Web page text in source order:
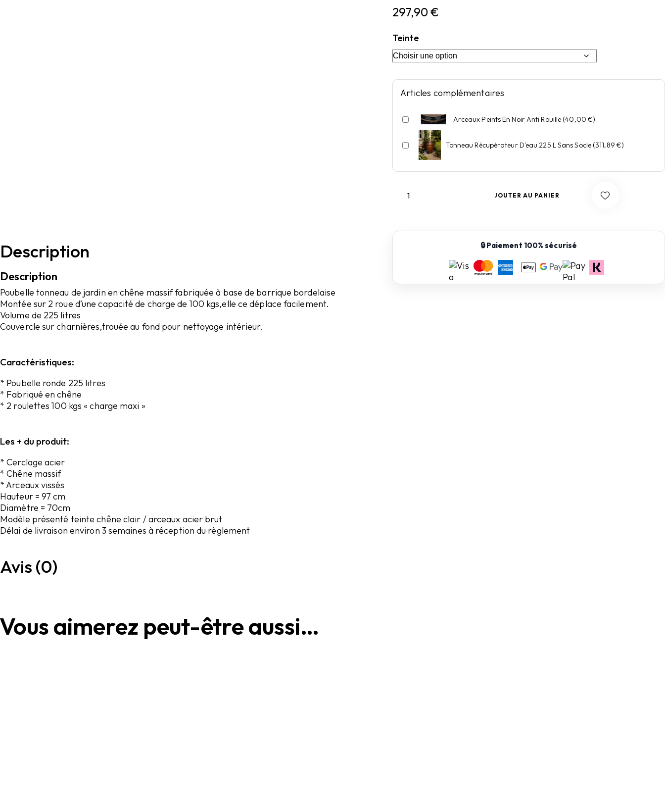
297,90€
Teinte
Articles complémentaires
Arceaux Peints En Noir Anti Rouille (40,00 €)
Tonneau Récupérateur D'eau 225 L Sans Socle(311,89 €)
AJOUTER AU PANIER
🔒 Paiement 100% sécurisé
Description
Description
Poubelle tonneau de jardin en chêne massif fabriquée à base de barrique bordelaise
Montée sur 2 roue d’une capacité de charge de 100 kgs,elle ce déplace facilement.
Volume de 225 litres
Couvercle sur charnières,trouée au fond pour nettoyage intérieur.
Caractéristiques:
* Poubelle ronde 225 litres
* Fabriqué en chêne
* 2 roulettes 100 kgs « charge maxi »
Les + du produit:
* Cerclage acier
* Chêne massif
* Arceaux vissés
Hauteur = 97 cm
Diamètre = 70cm
Modèle présenté teinte chêne clair / arceaux acier brut
Délai de livraison environ 3 semaines à réception du règlement
Avis (0)
Vous aimerez peut-être aussi…